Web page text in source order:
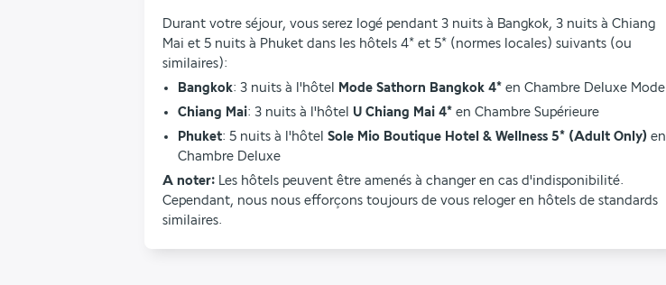
Durant votre séjour, vous serez logé pendant 3 nuits à Bangkok, 3 nuits à Chiang
Mai et 5 nuits à Phuket dans les hôtels 4* et 5* (normes locales) suivants (ou
similaires):
Bangkok: 3 nuits à l'hôtel Mode Sathorn Bangkok 4* en Chambre Deluxe Mode
Chiang Mai: 3 nuits à l'hôtel U Chiang Mai 4* en Chambre Supérieure
Phuket: 5 nuits à l'hôtel Sole Mio Boutique Hotel & Wellness 5* (Adult Only) en
Chambre Deluxe
A noter: Les hôtels peuvent être amenés à changer en cas d'indisponibilité.
Cependant, nous nous efforçons toujours de vous reloger en hôtels de standards
similaires.